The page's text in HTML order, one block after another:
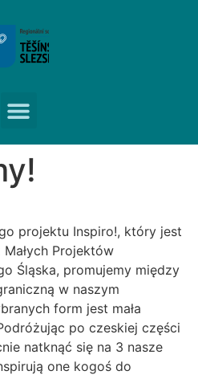
projektu Inspiro!, który jest
Projektów
Śląska, promujemy między
w naszym
form jest mała
po czeskiej części
natknąć się na 3 nasze
one kogoś do